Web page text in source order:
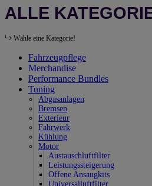
ALLE
Wähle eine Kategorie!
Fahrzeugpflege
Merchandise
Performance Bundles
Tuning
Abgasanlagen
Bremsen
Exterieur
Fahrwerk
Kühlung
Motor
Austauschluftfilter
Leistungssteigerung
Offene Ansaugkits
Universalluftfilter